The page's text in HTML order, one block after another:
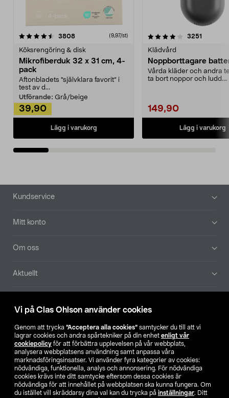
Vi på Clas Ohlson använder cookies
Genom att trycka ”Acceptera alla cookies” samtycker du till att vi
lagrar cookies och andra spårtekniker på din enhet enligt vår
cookiepolicy för att förbättra upplevelsen på vår webbplats,
analysera webbplatsens användning samt anpassa våra
marknadsföringsinsatser. Vi använder fyra kategorier av cookies:
nödvändiga, funktionella, analys och annonsering. För nödvändiga
cookies krävs inte ditt samtycke eftersom dessa cookies är
nödvändiga för att innehållet på webbplatsen ska kunna fungera. Om
du istället vill skräddarsy dina val kan du trycka på inställningar. Ditt
3808recensioner (9,97/st)
Köksrengöring & disk
Mikrofiberduk 32 x 31 cm, 4-
pack
Aftonbladets "självklara favorit” i
test av d...
Utförande: Grå/beige
39,90
Lägg i varukorg
4.0av 5 stjärnor 3251
Klädvård
Noppborttagare
Vårda kläder och andra
ta bort noppor och ludd.
149,90
Lägg i varukorg
4.5av 5 stjärnor
Sidfot
Kundservice
Mitt konto
Om oss
Aktuellt
Hitta butik
SE NO FI